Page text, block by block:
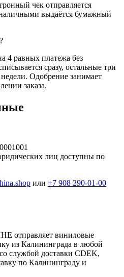
чек отправляется
выдаётся бумажный
4 равных платежа без
сразу, остальные три
Одобрение занимает
заказа.
лиц доступны по
или +7 908 290-01-00
виниловые
из Калининграда в любой
службой доставки CDEK,
по Калининграду и